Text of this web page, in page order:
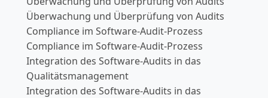
Überwachung und Überprüfung von Audits
Compliance im Software-Audit-Prozess
Compliance im Software-Audit-Prozess
Integration des Software-Audits in das
Qualitätsmanagement
Integration des Software-Audits in das